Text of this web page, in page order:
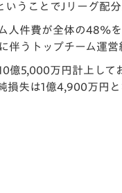
いうことでJリーグ配
人件費が全体の48%
伴うトップチーム運
億5,000万円計上し
損失は1億4,900万円と